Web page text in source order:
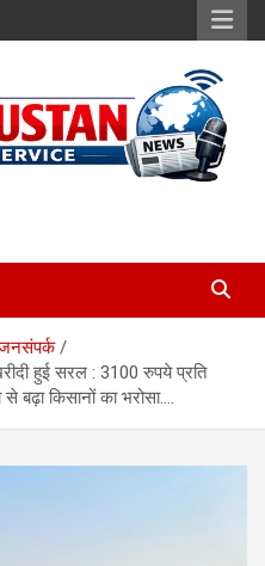
हुई सरल : 3100 रुपये प्रति
बढ़ा किसानों का भरोसा….